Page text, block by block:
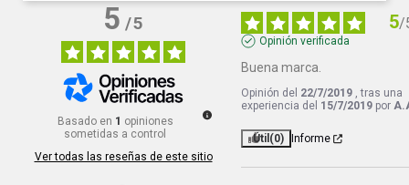
5/5
Basado en 1 opiniones
sometidas a control
Ver todas las reseñas de este sitio
5/
Opinión verificada
Buena marca.
Opinión del 22/7/2019 , tras una
experiencia del 15/7/2019 por
Útil (0) Informe